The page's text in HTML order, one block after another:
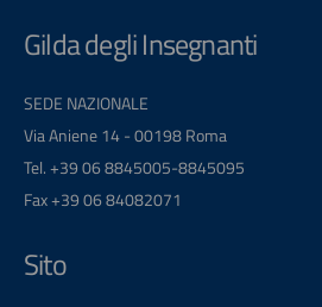
Gilda degli Insegnanti
SEDE NAZIONALE
Via Aniene 14 - 00198 Roma
Tel. +39 06 8845005-8845095
Fax +39 06 84082071
Sito